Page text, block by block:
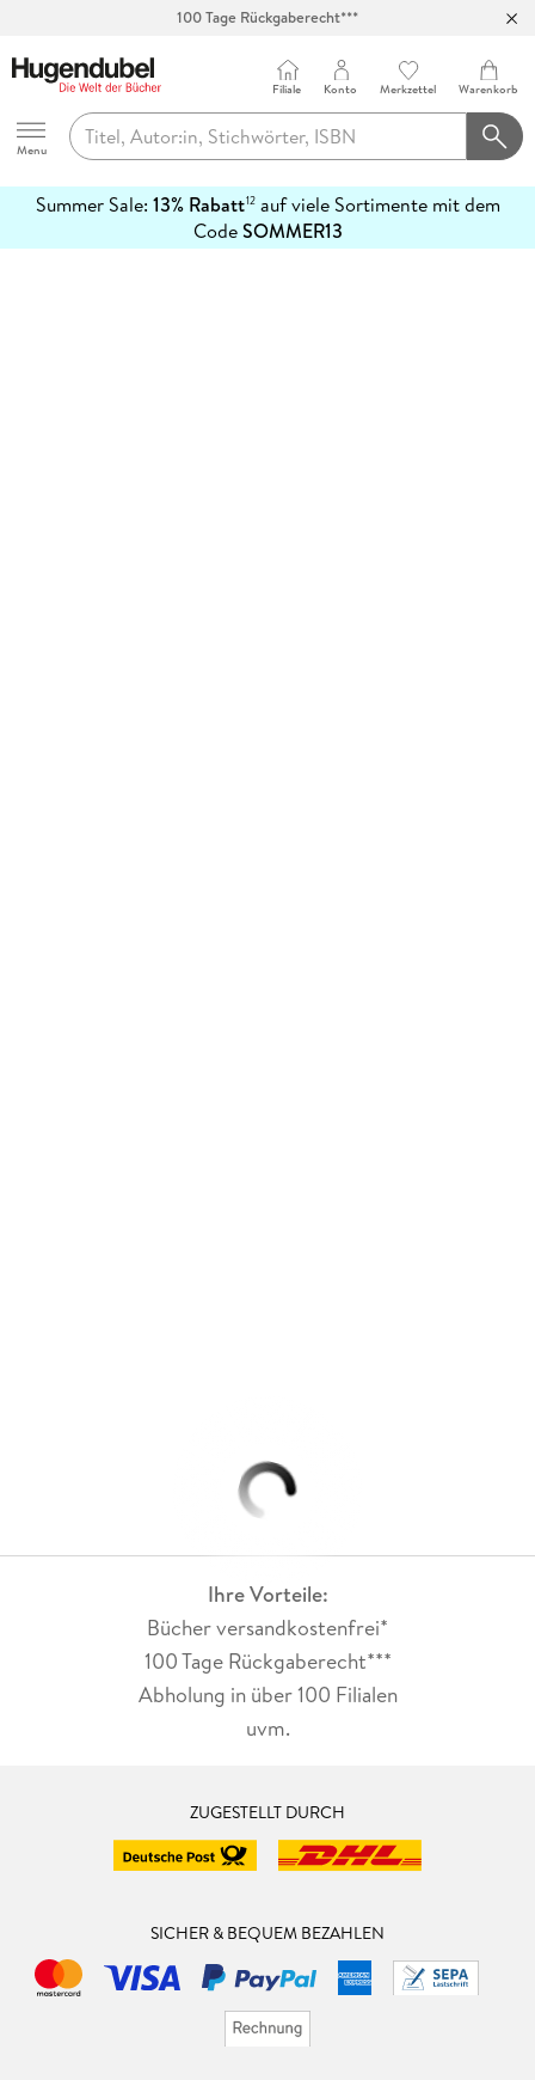
100 Tage Rückgaberecht***
Hugendubel
Menu
Filiale Konto Merkzettel Warenkorb
Summer Sale: 13% Rabatt12auf viele Sortimente mit dem
CodeSOMMER13
erfahren
Ihre Vorteile:
Bücher versandkostenfrei*
100 Tage Rückgaberecht***
Abholung in über 100 Filialen
uvm.
ZUGESTELLT DURCH
SICHER & BEQUEM BEZAHLEN